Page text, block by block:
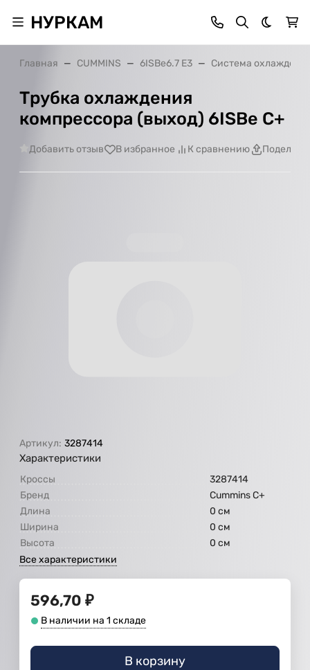
НУРКАМ Темная
Главная CUMMINS 6ISBe6.7 E3 Система
Трубка охлаждения
компрессора (выход) 6ISBe С+
Добавить отзыв В избранное К сравнению
Артикул: 3287414
Характеристики
Кроссы
3287414
Бренд
Cummins C+
Длина
0 см
Ширина
0 см
Высота
0 см
Все характеристики
596,70 ₽
В наличии на 1 складе
В корзину